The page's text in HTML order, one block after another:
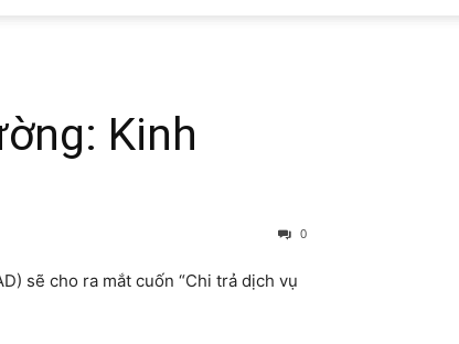
Kinh
0
sẽ cho ra mắt cuốn “Chi trả dịch vụ